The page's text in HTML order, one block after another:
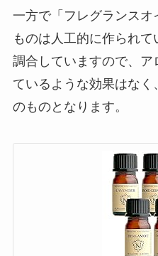
一方で「フレグランスオ
ものは人工的に作られ
調合していますので、
ているような効果はな
のものとなります。